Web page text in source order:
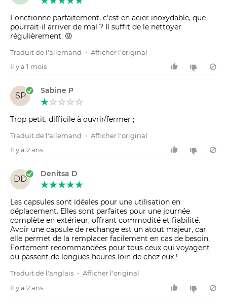
Fonctionne parfaitement, c'est en acier inoxydable, que
pourrait-il arriver de mal ? Il suffit de le nettoyer
régulièrement. 😜
Traduit de l'allemand • Afficher l'original
Il y a 1 mois
SP
Sabine P
Traduit de l'allemand • Afficher l'original
Il y a 2 ans
DD
Denitsa D
Les capsules sont idéales pour une utilisation en
déplacement. Elles sont parfaites pour une journée
complète en extérieur, offrant commodité et fiabilité.
Avoir une capsule de rechange est un atout majeur, car
elle permet de la remplacer facilement en cas de besoin.
Fortement recommandées pour tous ceux qui voyagent
ou passent de longues heures loin de chez eux !
Traduit de l'anglais • Afficher l'original
Il y a 2 ans